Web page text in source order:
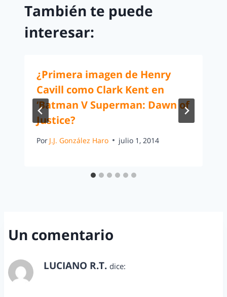
También te puede
interesar:
¿Primera imagen de Henry
Cavill como Clark Kent en
‘Batman V Superman: Dawn of
Justice?
Por J.J. González Haro julio 1, 2014
Un comentario
LUCIANO R.T. dice: